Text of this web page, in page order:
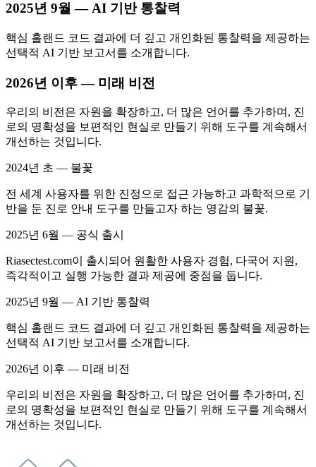
2025년 9월 — AI 기반 통찰력
핵심 홀랜드 코드 결과에 더 깊고 개인화된 통찰력을 제공하는
선택적 AI 기반 보고서를 소개합니다.
2026년 이후 — 미래 비전
우리의 비전은 자원을 확장하고, 더 많은 언어를 추가하며, 진
로의 명확성을 보편적인 현실로 만들기 위해 도구를 계속해서
개선하는 것입니다.
2024년 초 — 불꽃
전 세계 사용자를 위한 진정으로 접근 가능하고 과학적으로 기
반을 둔 진로 안내 도구를 만들고자 하는 영감의 불꽃.
2025년 6월 — 공식 출시
Riasectest.com이 출시되어 원활한 사용자 경험, 다국어 지원,
즉각적이고 실행 가능한 결과 제공에 중점을 둡니다.
2025년 9월 — AI 기반 통찰력
핵심 홀랜드 코드 결과에 더 깊고 개인화된 통찰력을 제공하는
선택적 AI 기반 보고서를 소개합니다.
2026년 이후 — 미래 비전
우리의 비전은 자원을 확장하고, 더 많은 언어를 추가하며, 진
로의 명확성을 보편적인 현실로 만들기 위해 도구를 계속해서
개선하는 것입니다.